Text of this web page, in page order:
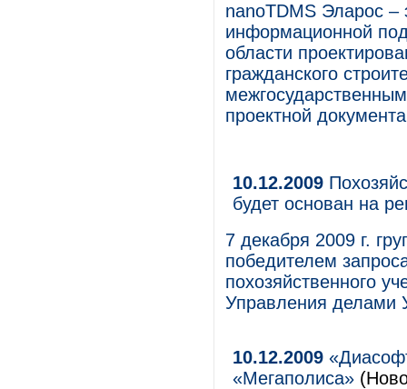
nanoTDMS Эларос –
информационной
области
гражданского
проектной
10.12.2009
будет основан на
7 декабря 2009 г.
победителем
похозяйственного
Управления делами
10.12.2009
«Мегаполиса»